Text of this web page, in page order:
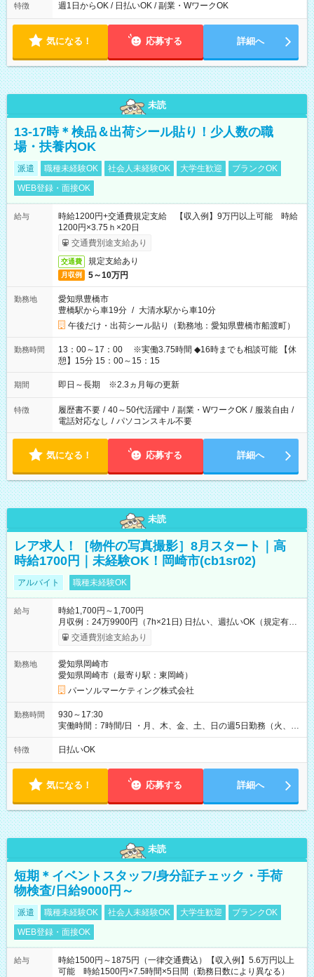
なし ＊＊ 勤務時間例 ＊＊ ■8時から17時 ■9時から18時 ■10
定（毎週同じ曜日勤務）
特徴 週1日からOK / 日払いOK / 副業・WワークOK
気になる！ 応募する 詳細へ
未読
13-17時＊検品＆出荷シール貼り！少人数の職
場・扶養内OK
派遣 職種未経験OK 社会人未経験OK 大学生歓迎
ブランクOK
WEB登録・面接OK
給与
時給1200円+交通費規定支給 【収入例】9万円以上可能 時給
1200円×3.75ｈ×20日
交通費別途支給あり
交通費 規定支給あり
月収例 5～10万円
勤務地
愛知県豊橋市
豊橋駅から車19分 / 大清水駅から車10分
午後だけ・出荷シール貼り（勤務地：愛知県豊橋市船渡町）
勤務時間
13：00～17：00 ※実働3.75時間 ◆16時までも相談可能 【休
憩】15分 15：00～15：15
期間 即日～長期 ※2.3ヵ月毎の更新
特徴 履歴書不要 / 40～50代活躍中 / 副業・WワークOK / 服装自由 /
電話対応なし / パソコンスキル不要
気になる！ 応募する 詳細へ
未読
レア求人！［物件の写真撮影］8月スタート｜高
時給1700円｜未経験OK！岡崎市(cb1sr02)
アルバイト 職種未経験OK
給与
時給1,700円～1,700円
月収例：24万9900円（7h×21日) 日払い、週払いOK（規定有
り） 【試用期間】試用期間なし
交通費別途支給あり
勤務地
愛知県岡崎市
愛知県岡崎市（最寄り駅：東岡崎）
パーソルマーケティング株式会社
勤務時間
930～17:30
実働時間：7時間/日 ・月、木、金、土、日の週5日勤務（火、水
は固定休です／夏季、年末年始等、長期休暇有り！） ・ワンシ
フト！ 残業ほぼナシ（0～5h/月）
特徴 日払いOK
気になる！ 応募する 詳細へ
未読
短期＊イベントスタッフ/身分証チェック・手荷
物検査/日給9000円～
派遣 職種未経験OK 社会人未経験OK 大学生歓迎
ブランクOK
WEB登録・面接OK
給与
時給1500円～1875円（一律交通費込）【収入例】5.6万円以上
可能 時給1500円×7.5時間×5日間（勤務日数により異なる）